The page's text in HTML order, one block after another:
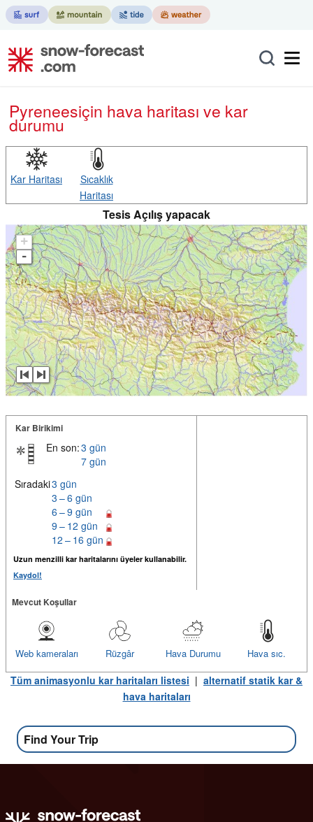
Pyreneesiçin hava haritası ve kar
durumu
Kar Haritası
Sıcaklık
Haritası
Tesis Açılış yapacak
+
-
Kar Birikimi
En son:3 gün
7 gün
Sıradaki3 gün
3 – 6 gün
6 – 9 gün
9 – 12 gün
12 – 16 gün
Uzun menzilli kar haritalarını üyeler kullanabilir.
Kaydol!
Mevcut Koşullar
Hava sıc.
Hava Durumu
Rüzgâr
Web kameraları
Tüm animasyonlu kar haritaları listesi | alternatif statik kar &
hava haritaları
Find Your Trip